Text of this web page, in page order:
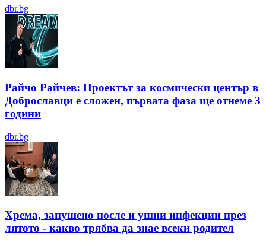
dbr.bg
Райчо Райчев: Проектът за космически център в
Доброславци е сложен, първата фаза ще отнеме 3
години
dbr.bg
Хрема, запушено носле и ушни инфекции през
лятотo - какво трябва да знае всеки родител